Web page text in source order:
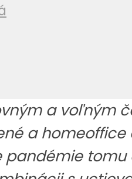
a voľným
a homeoffice
tomu